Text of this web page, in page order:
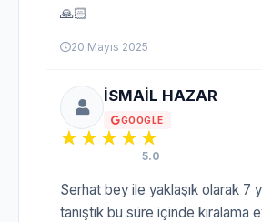
🙏🏻
20 Mayıs 2025
İSMAİL HAZAR
GOOGLE
5.0
Serhat bey ile yaklaşık olarak 7
tanıştık bu süre içinde kiralama